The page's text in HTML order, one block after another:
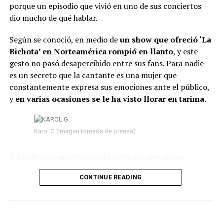
porque un episodio que vivió en uno de sus conciertos
dio mucho de qué hablar.
Según se conoció, en medio deun show que ofreció ‘La
Bichota’ en Norteamérica rompió en llanto, y este
gesto no pasó desapercibido entre sus fans. Para nadie
es un secreto que la cantante es una mujer que
constantemente expresa sus emociones ante el público,
yen varias ocasiones se le ha visto llorar en tarima.
Karol G (Imagen tomada de prensa)
señalaron que habría sido diferente,pues su llanto no
parecía ser de felicidad, sino de tristeza.
lágrimas caían una tras otra y su semblante
CONTINUE READING